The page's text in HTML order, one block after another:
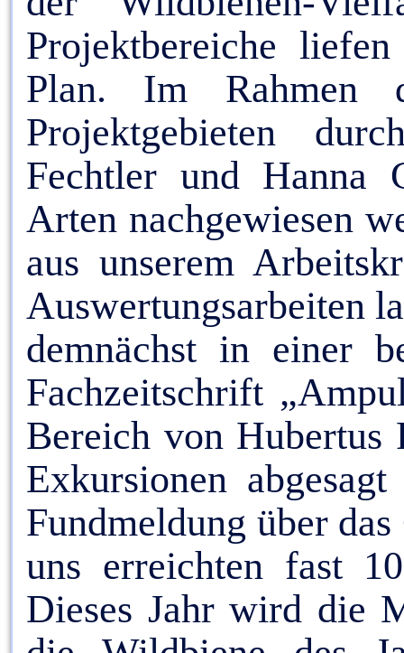
Projektbereiche
Plan. Im Rahmen
Projektgebieten
Fechtler und Hanna
Arten nachgewiesen
aus unserem
Auswertungsarbeiten
demnächst in einer
Fachzeitschrift
Bereich von Hubertus
Exkursionen
Fundmeldung über
uns erreichten fast
Dieses Jahr wird die